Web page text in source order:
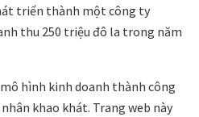
triển thành một công ty
thu 250 triệu đô la trong năm
hình kinh doanh thành công
khao khát. Trang web này